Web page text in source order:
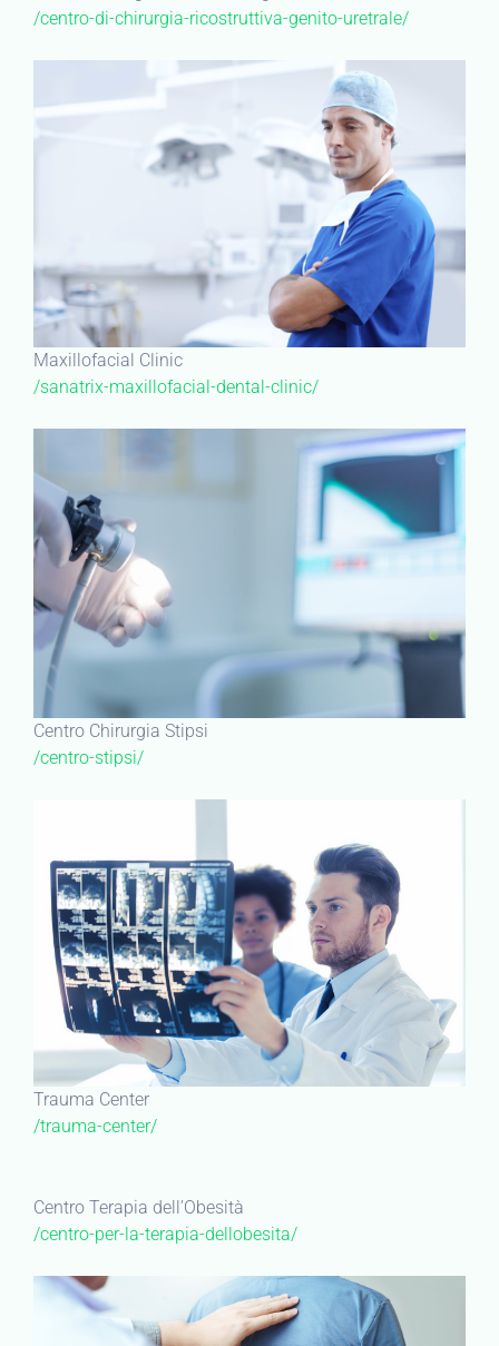
/centro-di-chirurgia-ricostruttiva-genito-uretrale/
Maxillofacial Clinic
/sanatrix-maxillofacial-dental-clinic/
Centro Chirurgia Stipsi
/centro-stipsi/
Trauma Center
/trauma-center/
Centro Terapia dell’Obesità
/centro-per-la-terapia-dellobesita/